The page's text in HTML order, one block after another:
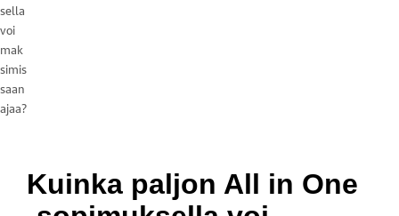
sella
voi
mak
simis
saan
ajaa?
Kuinka paljon All in One